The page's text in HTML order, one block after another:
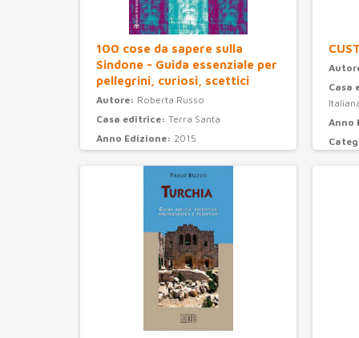
100 cose da sapere sulla
Sindone - Guida essenziale per
pellegrini, curiosi, scettici
Autore: Roberta Russo
Casa editrice: Terra Santa
Anno Edizione: 2015
Casa
Anno